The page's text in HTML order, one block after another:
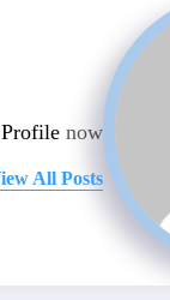
now.
All Posts